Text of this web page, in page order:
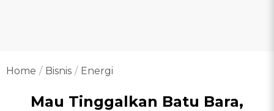
Home Bisnis Energi
Mau Tinggalkan Batu Bara,